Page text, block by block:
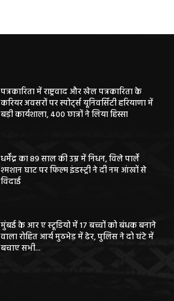
पत्रकारिता में राष्ट्रवाद और खेल पत्रकारिता के
करियर अवसरों पर स्पोर्ट्स यूनिवर्सिटी हरियाणा में
बड़ी कार्यशाला, 400 छात्रों ने लिया हिस्सा
धर्मेंद्र का 89 साल की उम्र में निधन, विले पार्ले
श्मशान घाट पर फिल्म इंडस्ट्री ने दी नम आंखों से
विदाई
मुंबई के आर ए स्टूडियो में 17 बच्चों को बंधक बनाने
वाला रोहित आर्य मुठभेड़ में ढेर, पुलिस ने दो घंटे में
बचाए सभी...